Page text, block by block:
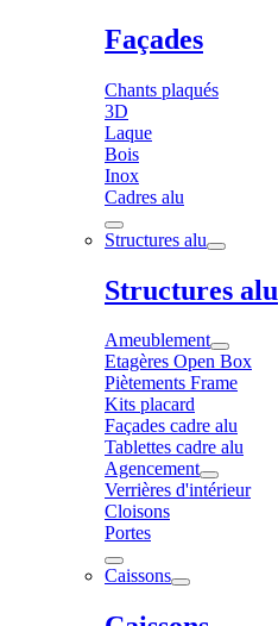
Façades
Chants plaqués
3D
Laque
Bois
Inox
Cadres alu
Structures alu
Structures alu
Ameublement
Etagères Open Box
Piètements Frame
Kits placard
Façades cadre alu
Tablettes cadre alu
Agencement
Verrières d'intérieur
Cloisons
Portes
Caissons